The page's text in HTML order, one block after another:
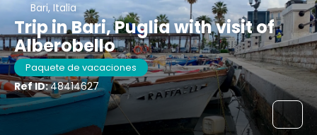
Bari, Italia
Trip in Bari, Puglia with visit of
Alberobello
Paquete de vacaciones
Ref ID:48414627